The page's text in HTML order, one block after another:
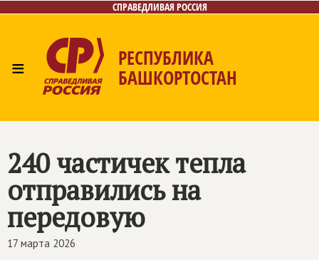
СПРАВЕДЛИВАЯ РОССИЯ
≡ РЕСПУБЛИКА
БАШКОРТОСТАН
240 частичек тепла
отправились на
передовую
17 марта 2026